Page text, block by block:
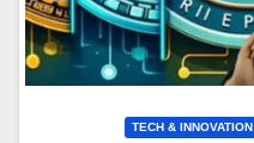
TECH & INNOVATION